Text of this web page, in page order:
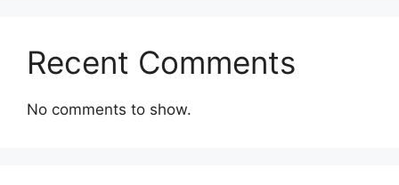
Recent Comments
No comments to show.